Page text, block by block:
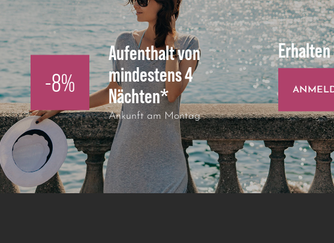
-8%
Aufenthalt von
mindestens 4
Nächten*
Ankunft am Montag
Erhalten